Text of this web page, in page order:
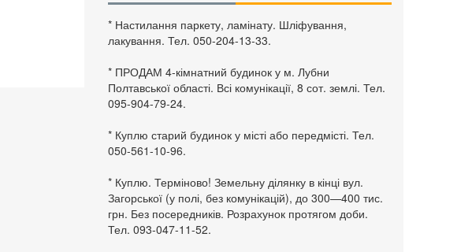
* Настилання паркету, ламінату. Шліфування,
лакування. Тел. 050-204-13-33.
* ПРОДАМ 4-кімнатний будинок у м. Лубни
Полтавської області. Всі комунікації, 8 сот. землі. Тел.
095-904-79-24.
* Куплю старий будинок у місті або передмісті. Тел.
050-561-10-96.
* Куплю. Терміново! Земельну ділянку в кінці вул.
Загорської (у полі, без комунікацій), до 300—400 тис.
грн. Без посередників. Розрахунок протягом доби.
Тел. 093-047-11-52.